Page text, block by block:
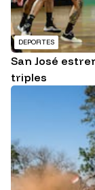
DEPORTES
San José
triples